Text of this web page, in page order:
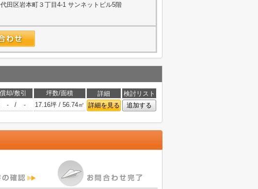
田区岩本町３丁目4-1 サンネットビル5階
却/敷引 坪数/面積 詳細
検討リスト
- / - 17.16坪 / 56.74㎡ 詳細を見る 追加する